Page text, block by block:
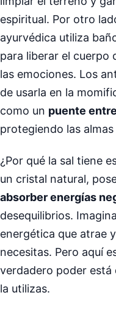
espiritual. Por otro
ayurvédica utiliza
para liberar el cuerpo
las emociones. Los
de usarla en la
como un puente
protegiendo las
¿Por qué la sal tiene
un cristal natural,
absorber energías
desequilibrios.
energética que atrae
necesitas. Pero aquí
verdadero poder está
la utilizas.